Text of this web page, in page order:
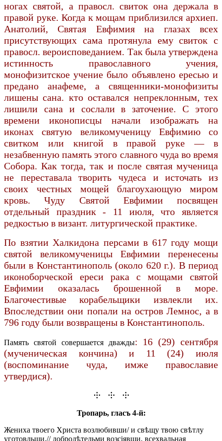
ногах святой, а правосл. свиток она держала в
правой руке. Когда к мощам приблизился архиеп.
Анатолий, Святая Евфимия на глазах всех
присутствующих сама протянула ему свиток с
правосл. вероисповеданием. Так была утверждена
истинность православного учения,
монофизитское учение было объявлено ересью и
предано анафеме, а священники-монофизиты
лишены сана. кто оставался непреклонным, тех
лишили сана и сослали в заточение. С этого
времени иконописцы начали изображать на
иконах святую великомученицу Евфимию со
свитком или книгой в правой руке — в
незабвенную память этого славного чуда во время
Собора. Как тогда, так и после святая мученица
не переставала творить чудеса и источать из
своих честных мощей благоухающую миром
кровь. Чуду Святой Евфимии посвящен
отдельный праздник - 11 июля, что является
редкостью в визант. литургической практике.
По взятии Халкидона персами в 617 году мощи
святой великомученицы Евфимии перенесены
были в Константинополь (около 620 г.). В период
иконоборческой ереси рака с мощами святой
Евфимии оказалась брошенной в море.
Благочестивые корабельщики извлекли их.
Впоследствии они попали на остров Лемнос, а в
796 году были возвращены в Константинополь.
Память святой совершается дважды: 16 (29) сентября
(мученическая кончина) и 11 (24) июля
(воспоминание чуда, имже православие
утвердися).
⸭ ⸭ ⸭
Тропарь, гласъ 4-й:
Жениха твоего Христа возлюбивши/ и свѣщу твою свѣтлу
уготовльши,// добродѣтельми возсіявши, всехвальная